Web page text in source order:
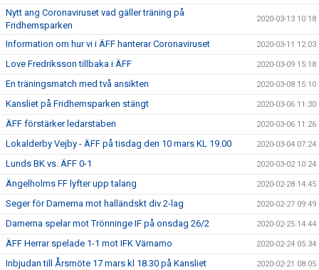
Nytt ang Coronaviruset vad gäller träning på
Fridhemsparken
2020-03-13 10:18
Information om hur vi i ÄFF hanterar Coronaviruset 2020-03-11 12:03
Love Fredriksson tillbaka i ÄFF 2020-03-09 15:18
En träningsmatch med två ansikten 2020-03-08 15:10
Kansliet på Fridhemsparken stängt 2020-03-06 11:30
ÄFF förstärker ledarstaben 2020-03-06 11:26
Lokalderby Vejby - ÄFF på tisdag den 10 mars KL 19.00 2020-03-04 07:24
Lunds BK vs. ÄFF 0-1 2020-03-02 10:24
Ängelholms FF lyfter upp talang 2020-02-28 14:45
Seger för Damerna mot halländskt div 2-lag 2020-02-27 09:49
Damerna spelar mot Trönninge IF på onsdag 26/2 2020-02-25 14:44
ÄFF Herrar spelade 1-1 mot IFK Värnamo 2020-02-24 05:34
Inbjudan till Årsmöte 17 mars kl 18.30 på Kansliet 2020-02-21 08:05